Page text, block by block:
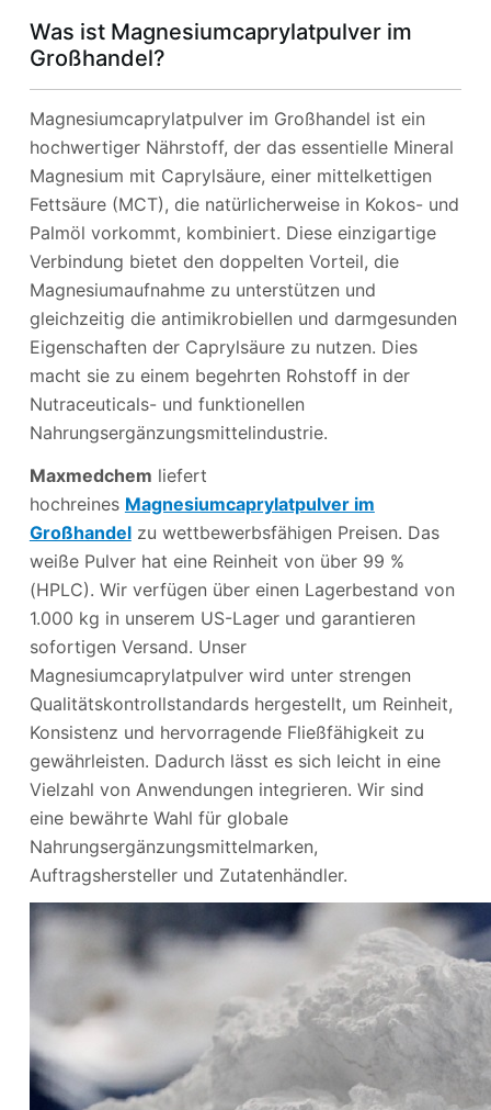
Was ist Magnesiumcaprylatpulver im
Großhandel?
Magnesiumcaprylatpulver im Großhandel ist ein
hochwertiger Nährstoff, der das essentielle Mineral
Magnesium mit Caprylsäure, einer mittelkettigen
Fettsäure (MCT), die natürlicherweise in Kokos- und
Palmöl vorkommt, kombiniert. Diese einzigartige
Verbindung bietet den doppelten Vorteil, die
Magnesiumaufnahme zu unterstützen und
gleichzeitig die antimikrobiellen und darmgesunden
Eigenschaften der Caprylsäure zu nutzen. Dies
macht sie zu einem begehrten Rohstoff in der
Nutraceuticals- und funktionellen
Nahrungsergänzungsmittelindustrie.
Maxmedchem liefert
hochreines Magnesiumcaprylatpulver im
Großhandelzu wettbewerbsfähigen Preisen. Das
weiße Pulver hat eine Reinheit von über 99 %
(HPLC). Wir verfügen über einen Lagerbestand von
1.000 kg in unserem US-Lager und garantieren
sofortigen Versand. Unser
Magnesiumcaprylatpulver wird unter strengen
Qualitätskontrollstandards hergestellt, um Reinheit,
Konsistenz und hervorragende Fließfähigkeit zu
gewährleisten. Dadurch lässt es sich leicht in eine
Vielzahl von Anwendungen integrieren. Wir sind
eine bewährte Wahl für globale
Nahrungsergänzungsmittelmarken,
Auftragshersteller und Zutatenhändler.